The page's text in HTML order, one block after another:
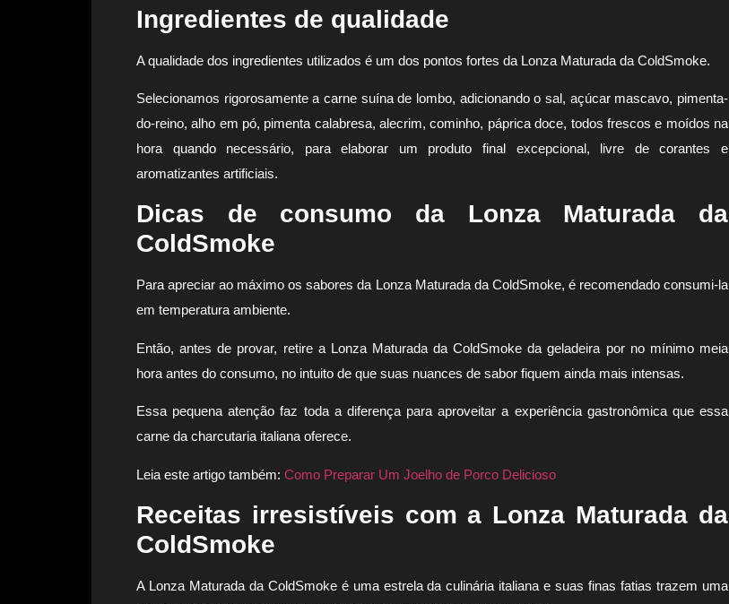
Ingredientes de qualidade
A qualidade dos ingredientes utilizados é um dos pontos fortes da Lonza Maturada da ColdSmoke.
Selecionamos rigorosamente a carne suína de lombo, adicionando o sal, açúcar mascavo, pimenta-
do-reino, alho em pó, pimenta calabresa, alecrim, cominho, páprica doce, todos frescos e moídos na
hora quando necessário, para elaborar um produto final excepcional, livre de corantes e
aromatizantes artificiais.
Dicas de consumo da Lonza Maturada da
ColdSmoke
Para apreciar ao máximo os sabores da Lonza Maturada da ColdSmoke, é recomendado consumi-la
em temperatura ambiente.
Então, antes de provar, retire a Lonza Maturada da ColdSmoke da geladeira por no mínimo meia
hora antes do consumo, no intuito de que suas nuances de sabor fiquem ainda mais intensas.
Essa pequena atenção faz toda a diferença para aproveitar a experiência gastronômica que essa
carne da charcutaria italiana oferece.
Leia este artigo também: Como Preparar Um Joelho de Porco Delicioso
Receitas irresistíveis com a Lonza Maturada da
ColdSmoke
A Lonza Maturada da ColdSmoke é uma estrela da culinária italiana e suas finas fatias trazem uma